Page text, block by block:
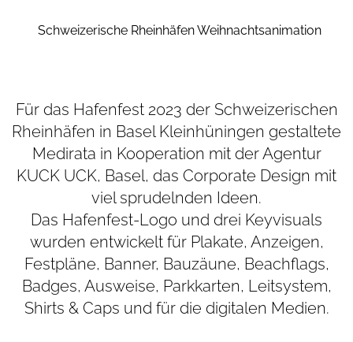
Schweizerische Rheinhäfen Weihnachtsanimation
Für das Hafenfest 2023 der Schweizerischen
Rheinhäfen in Basel Kleinhüningen gestaltete
Medirata in Kooperation mit der Agentur
KUCK UCK, Basel, das Corporate Design mit
viel sprudelnden Ideen.
Das Hafenfest-Logo und drei Keyvisuals
wurden entwickelt für Plakate, Anzeigen,
Festpläne, Banner, Bauzäune, Beachflags,
Badges, Ausweise, Parkkarten, Leitsystem,
Shirts & Caps und für die digitalen Medien.